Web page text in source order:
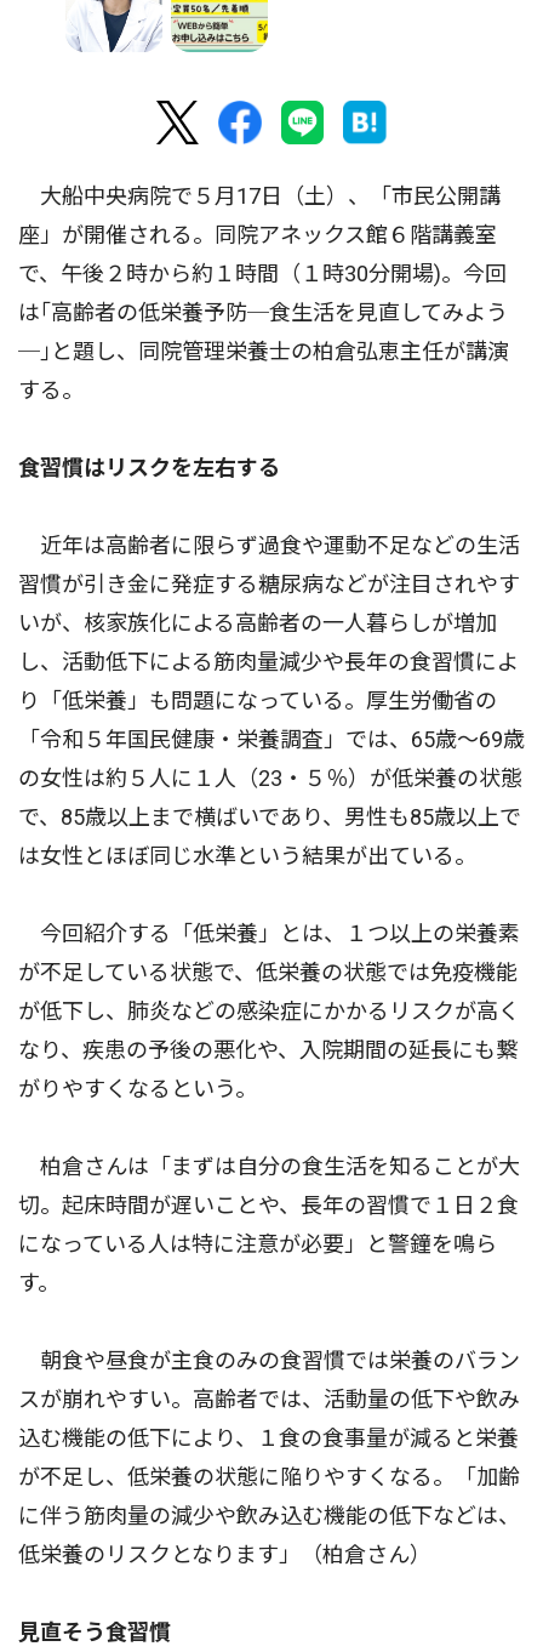
大船中央病院で５月17日（土）、「市民公開講
座」が開催される。同院アネックス館６階講義室
で、午後２時から約１時間（１時30分開場)。今回
は｢高齢者の低栄養予防─食生活を見直してみよう
─｣と題し、同院管理栄養士の柏倉弘恵主任が講演
する。
食習慣はリスクを左右する
近年は高齢者に限らず過食や運動不足などの生活
習慣が引き金に発症する糖尿病などが注目されやす
いが、核家族化による高齢者の一人暮らしが増加
し、活動低下による筋肉量減少や長年の食習慣によ
り「低栄養」も問題になっている。厚生労働省の
「令和５年国民健康・栄養調査」では、65歳〜69歳
の女性は約５人に１人（23・５％）が低栄養の状態
で、85歳以上まで横ばいであり、男性も85歳以上で
は女性とほぼ同じ水準という結果が出ている。
今回紹介する「低栄養」とは、１つ以上の栄養素
が不足している状態で、低栄養の状態では免疫機能
が低下し、肺炎などの感染症にかかるリスクが高く
なり、疾患の予後の悪化や、入院期間の延長にも繋
がりやすくなるという。
柏倉さんは「まずは自分の食生活を知ることが大
切。起床時間が遅いことや、長年の習慣で１日２食
になっている人は特に注意が必要」と警鐘を鳴ら
す。
朝食や昼食が主食のみの食習慣では栄養のバラン
スが崩れやすい。高齢者では、活動量の低下や飲み
込む機能の低下により、１食の食事量が減ると栄養
が不足し、低栄養の状態に陥りやすくなる。「加齢
に伴う筋肉量の減少や飲み込む機能の低下などは、
低栄養のリスクとなります」（柏倉さん）
見直そう食習慣